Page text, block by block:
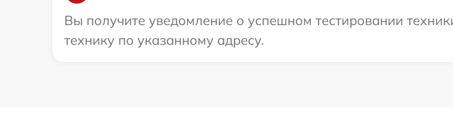
Вы получите уведомление о успешном тестировании
технику по указанному адресу.